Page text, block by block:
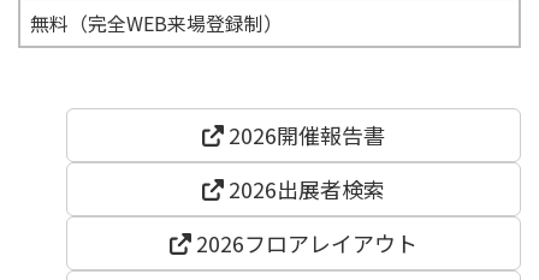
無料（完全WEB来場登録制）
2026開催報告書
2026出展者検索
2026フロアレイアウト